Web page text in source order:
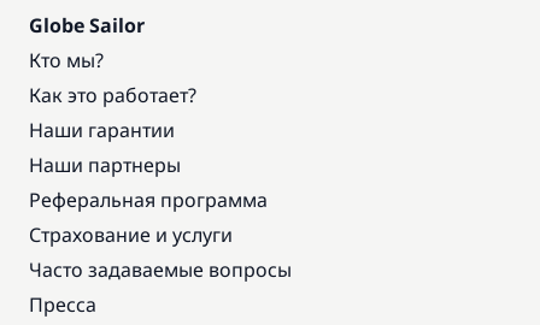
Globe Sailor
Кто мы?
Как это работает?
Наши гарантии
Наши партнеры
Реферальная программа
Страхование и услуги
Часто задаваемые вопросы
Пресса